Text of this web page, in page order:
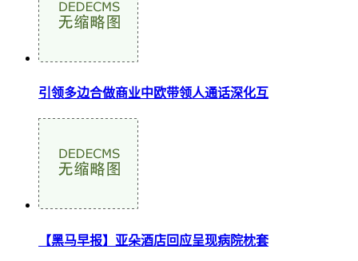
引领多边合做商业中欧带领人通话深化互
【黑马早报】亚朵酒店回应呈现病院枕套